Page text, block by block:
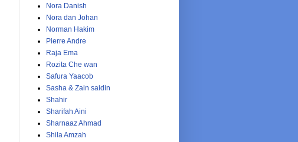
Nora Danish
Nora dan Johan
Norman Hakim
Pierre Andre
Raja Ema
Rozita Che wan
Safura Yaacob
Sasha & Zain saidin
Shahir
Sharifah Aini
Sharnaaz Ahmad
Shila Amzah